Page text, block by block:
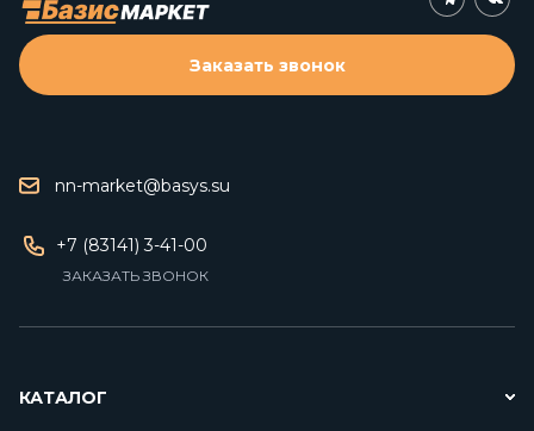
nn-market@basys.su
+7 (83141) 3-41-00
ЗАКАЗАТЬ ЗВОНОК
Заказать звонок
КАТАЛОГ